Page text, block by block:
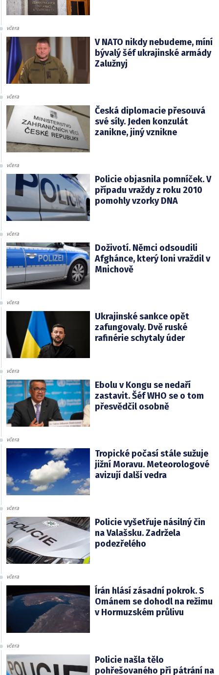
včera
V NATO nikdy nebudeme, míní
bývalý šéf ukrajinské armády
Zalužnyj
včera
Česká diplomacie přesouvá
své síly. Jeden konzulát
zanikne, jiný vznikne
včera
Policie objasnila pomníček. V
případu vraždy z roku 2010
pomohly vzorky DNA
včera
Doživotí. Němci odsoudili
Afghánce, který loni vraždil v
Mnichově
včera
Ukrajinské sankce opět
zafungovaly. Dvě ruské
rafinérie schytaly úder
včera
Ebolu v Kongu se nedaří
zastavit. Šéf WHO se o tom
přesvědčil osobně
včera
Tropické počasí stále sužuje
jižní Moravu. Meteorologové
avizují další vedra
včera
Policie vyšetřuje násilný čin
na Valašsku. Zadržela
podezřelého
včera
Írán hlásí zásadní pokrok. S
Ománem se dohodl na režimu
v Hormuzském průlivu
včera
Policie našla tělo
pohřešovaného při pátrání na